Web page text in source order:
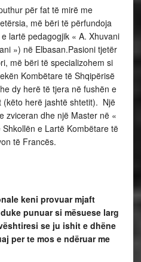
për fat të mirë me
më bëri të përfundoja
lartë pedagogjik « A. Xhuvani
») në Elbasan.Pasioni tjetër
më bëri të specializohem si
Kombëtare të Shqipërisë
dy herë të tjera në fushën e
(këto herë jashtë shtetit). Një
zviceran dhe një Master në «
e Lartë Kombëtare të
të Francës.
keni provuar mjaft
punuar si mësuese larg
se ju ishit e dhëne
per te mos e ndëruar me